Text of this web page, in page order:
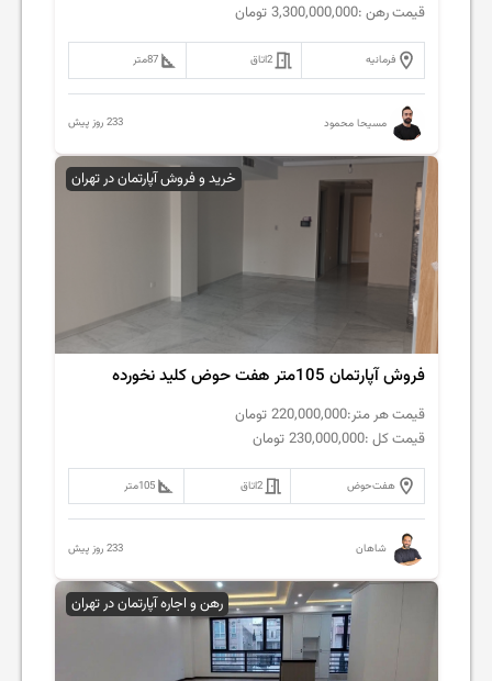
قیمت رهن :3,300,000,000 تومان
فرمانیه 2اتاق 87متر
مسیحا محمود 233 روز پیش
خرید و فروش آپارتمان در تهران
فروش آپارتمان 105متر هفت حوض کلید نخورده
قیمت هر متر:220,000,000 تومان
قیمت کل :230,000,000 تومان
هفت‌حوض 2اتاق 105متر
شاهان 233 روز پیش
رهن و اجاره آپارتمان در تهران